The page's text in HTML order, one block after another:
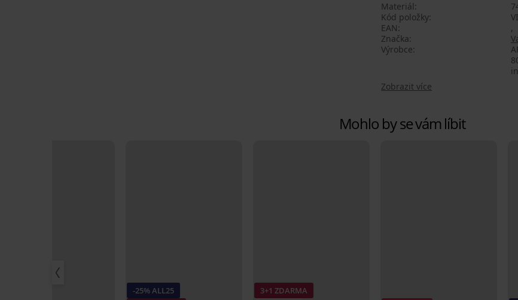
Materiál
Kód položky
EAN
,
Značka
Výrobce
Zobrazit více
Mohlo by se vám líbit
-25% ALL25 3+1 ZDARMA